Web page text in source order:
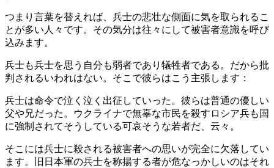
つまり言葉を替えれば、兵士の悲壮な側面に気を取られるこ
とが多い人々です。その気分は往々にして被害者意識を呼び
込みます。
兵士も兵士を思う自分も弱者であり犠牲者である。だから批
判されるいわれはない。そこで彼らはこう主張します：
兵士は命令で泣く泣く出征していった。彼らは普通の優しい
父や兄だった。ウクライナで無辜な市民を殺すロシア兵も国
に強制されてそうしている可哀そうな若者だ、云々。
そこには兵士に殺される被害者への思いが完全に欠落してい
ます。旧日本軍の兵士を称揚する者が危なっかしいのはそれ